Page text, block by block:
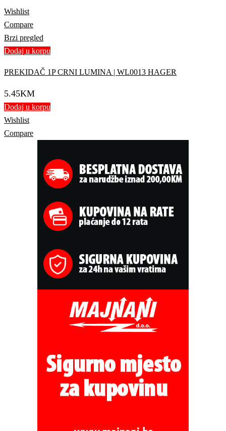
Wishlist
Compare
Brzi pregled
Dodaj u korpu
PREKIDAČ 1P CRNI LUMINA | WL0013 HAGER
5.45KM
Dodaj u korpu
Wishlist
Compare